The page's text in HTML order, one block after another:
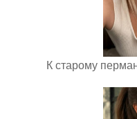
К старому